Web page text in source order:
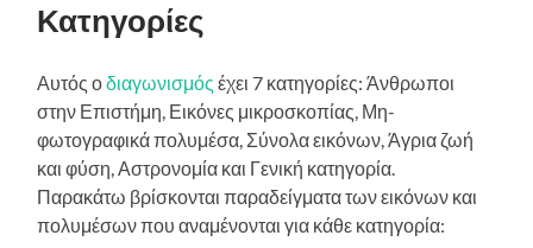
κινητά
Κατηγορίες
Αυτός οδιαγωνισμόςέχει 7 κατηγορίες: Άνθρωποι
στην Επιστήμη, Εικόνες μικροσκοπίας, Μη-
φωτογραφικά πολυμέσα, Σύνολα εικόνων, Άγρια ζωή
και φύση, Αστρονομία και Γενική κατηγορία.
Παρακάτω βρίσκονται παραδείγματα των εικόνων και
πολυμέσων που αναμένονται για κάθε κατηγορία: